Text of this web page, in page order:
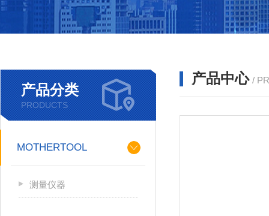
产品分类
PRODUCTS
MOTHERTOOL
测量仪器
产品中心 /